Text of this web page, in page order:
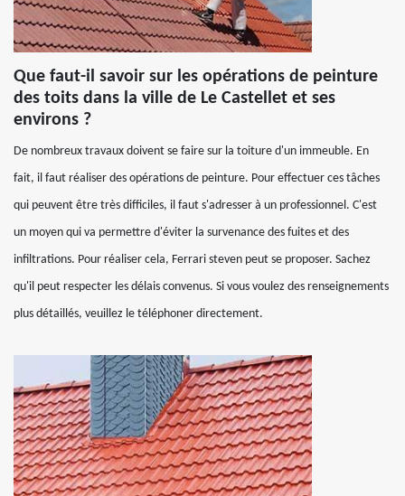
Que faut-il savoir sur les opérations de peinture
des toits dans la ville de Le Castellet et ses
environs ?
De nombreux travaux doivent se faire sur la toiture d'un immeuble. En
fait, il faut réaliser des opérations de peinture. Pour effectuer ces tâches
qui peuvent être très difficiles, il faut s'adresser à un professionnel. C'est
un moyen qui va permettre d'éviter la survenance des fuites et des
infiltrations. Pour réaliser cela, Ferrari steven peut se proposer. Sachez
qu'il peut respecter les délais convenus. Si vous voulez des renseignements
plus détaillés, veuillez le téléphoner directement.